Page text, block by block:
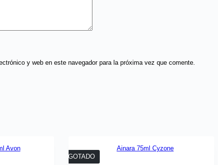
y web en este navegador para la próxima vez que comente.
AGOTADO